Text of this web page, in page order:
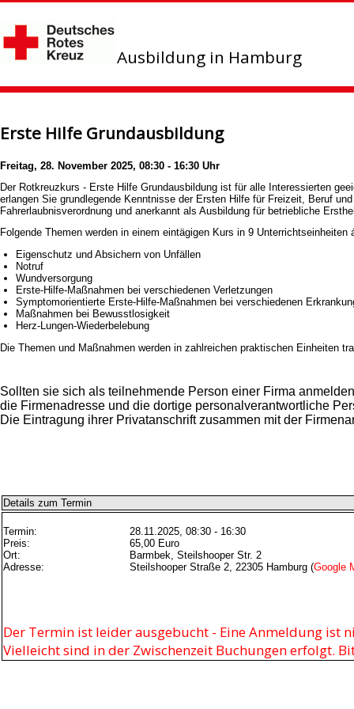
Ausbildung in Hamburg
Erste Hilfe Grundausbildung
Freitag, 28. November 2025, 08:30 - 16:30 Uhr
Der Rotkreuzkurs - Erste Hilfe Grundausbildung ist für alle Interessierten
erlangen Sie grundlegende Kenntnisse der Ersten Hilfe für Freizeit, Beruf
Fahrerlaubnisverordnung und anerkannt als Ausbildung für betriebliche
Folgende Themen werden in einem eintägigen Kurs in 9 Unterrichtseinheiten
Eigenschutz und Absichern von Unfällen
Notruf
Wundversorgung
Erste-Hilfe-Maßnahmen bei verschiedenen Verletzungen
Symptomorientierte Erste-Hilfe-Maßnahmen bei verschiedenen
Maßnahmen bei Bewusstlosigkeit
Herz-Lungen-Wiederbelebung
Die Themen und Maßnahmen werden in zahlreichen praktischen Einheiten
Sollten sie sich als teilnehmende Person einer Firma
die Firmenadresse und die dortige personalverantwortliche
Die Eintragung ihrer Privatanschrift zusammen mit der
Details zum Termin
Termin:
28.11.2025, 08:30 - 16:30
Preis:
65,00 Euro
Ort:
Barmbek, Steilshooper Str. 2
Adresse:
Steilshooper Straße 2, 22305 Hamburg (Google
Der Termin ist leider ausgebucht - Eine Anmeldung ist
Vielleicht sind in der Zwischenzeit Buchungen erfolgt.